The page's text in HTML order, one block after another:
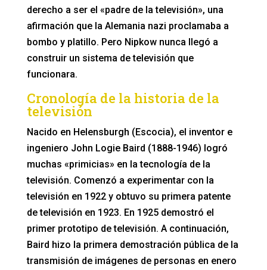
derecho a ser el «padre de la televisión», una
afirmación que la Alemania nazi proclamaba a
bombo y platillo. Pero Nipkow nunca llegó a
construir un sistema de televisión que
funcionara.
Cronología de la historia de la
televisión
Nacido en Helensburgh (Escocia), el inventor e
ingeniero John Logie Baird (1888-1946) logró
muchas «primicias» en la tecnología de la
televisión. Comenzó a experimentar con la
televisión en 1922 y obtuvo su primera patente
de televisión en 1923. En 1925 demostró el
primer prototipo de televisión. A continuación,
Baird hizo la primera demostración pública de la
transmisión de imágenes de personas en enero